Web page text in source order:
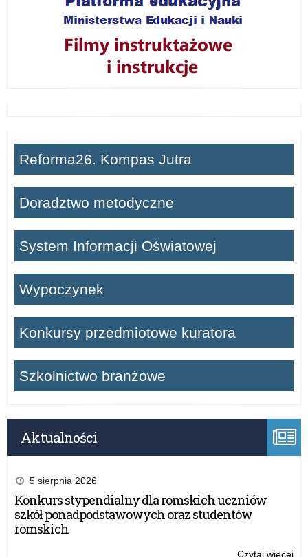
Reforma26. Kompas Jutra
Doradztwo metodyczne
System Informacji Oświatowej
Wypoczynek
Konkursy przedmiotowe kuratora
Szkolnictwo branżowe
Aktualności
5 sierpnia 2026
Konkurs stypendialny dla romskich uczniów
szkół ponadpodstawowych oraz studentów
romskich
Czytaj więcej